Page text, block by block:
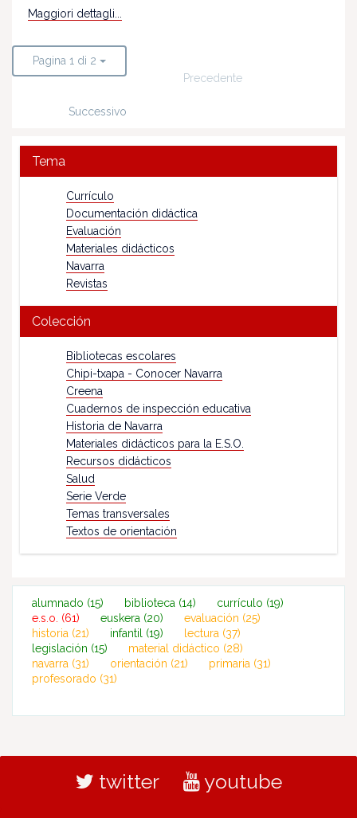
Maggiori dettagli...
Pagina 1 di 2
Precedente
Successivo
Tema
Currículo
Documentación didáctica
Evaluación
Materiales didácticos
Navarra
Revistas
Colección
Bibliotecas escolares
Chipi-txapa - Conocer Navarra
Creena
Cuadernos de inspección educativa
Historia de Navarra
Materiales didácticos para la E.S.O.
Recursos didácticos
Salud
Serie Verde
Temas transversales
Textos de orientación
alumnado (15) biblioteca (14) currículo (19)
e.s.o. (61) euskera (20) evaluación (25)
historia (21) infantil (19) lectura (37)
legislación (15) material didáctico (28)
navarra (31) orientación (21) primaria (31)
profesorado (31)
twitter youtube